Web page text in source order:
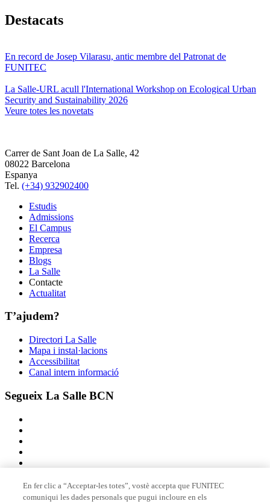
Destacats
En record de Josep Vilarasu, antic membre del Patronat de
FUNITEC
La Salle-URL acull l'International Workshop on Ecological Urban
Security and Sustainability 2026
Veure totes les novetats
Carrer de Sant Joan de La Salle, 42
08022 Barcelona
Espanya
Tel. (+34) 932902400
Estudis
Admissions
El Campus
Recerca
Empresa
Blogs
La Salle
Contacte
Actualitat
T’ajudem?
Directori La Salle
Mapa i instal·lacions
Accessibilitat
Canal intern informació
Segueix La Salle BCN
En fer clic a “Acceptar-les totes”, vostè accepta que FUNITEC
comuniqui les dades personals que pugui incloure en els